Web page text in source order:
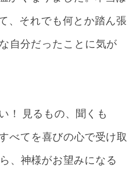
、それでも何とか踏ん張
自分だったことに気が
！ 見るもの、聞くも
べてを喜びの心で受け取
、神様がお望みになる